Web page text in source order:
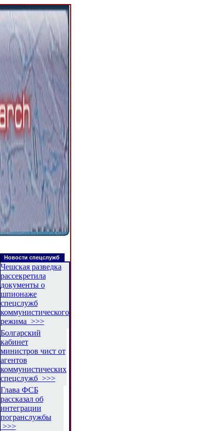
Новости спецслужб
Чешская разведка
рассекретила
документы о
шпионаже
спецслужб
коммунистического
режима >>>
Болгарский
кабинет
министров чист от
агентов
коммунистических
спецслужб >>>
Глава ФСБ
рассказал об
интеграции
погранслужбы
>>>